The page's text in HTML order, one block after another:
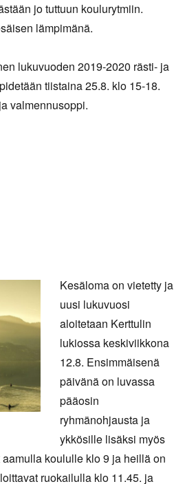
jo tuttuun koulurytmiin.
lämpimänä.
lukuvuoden 2019-2020 rästi- ja
tiistaina 25.8. klo 15-18.
valmennusoppi.
Kesäloma on vietetty ja
uusi lukuvuosi
aloitetaan Kerttulin
lukiossa keskiviikkona
12.8. Ensimmäisenä
päivänä on luvassa
pääosin
ryhmänohjausta ja
ykkösille lisäksi myös
koululle klo 9 ja heillä on
ruokailulla klo 11.45. ja